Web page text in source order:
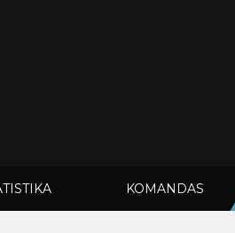
KOMANDAS